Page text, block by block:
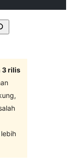
3 rilis